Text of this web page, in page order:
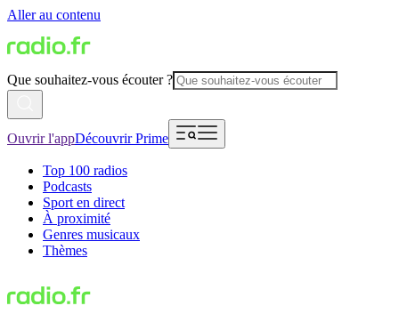
Aller au contenu
Que souhaitez-vous écouter ?
Ouvrir l'appDécouvrir Prime
Top 100 radios
Podcasts
Sport en direct
À proximité
Genres musicaux
Thèmes